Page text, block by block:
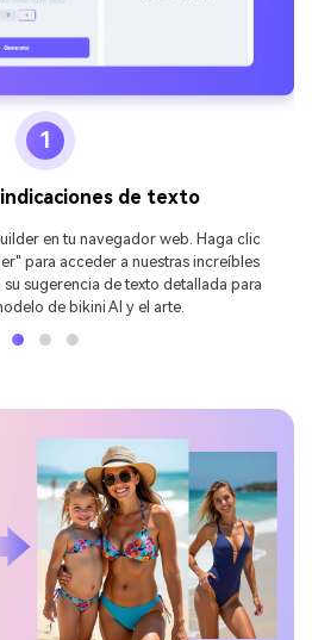
1
de texto
en tu navegador web. Haga clic
para acceder a nuestras increíbles
sugerencia de texto detallada para
de bikini AI y el arte.